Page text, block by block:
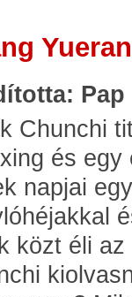
Pap
Chunchi
és egy
napjai
közt éli